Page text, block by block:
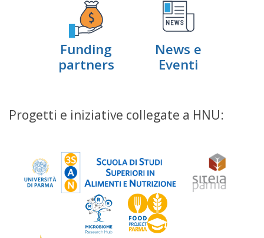
Funding
partners
News e
Eventi
Progetti e iniziative collegate a HNU: